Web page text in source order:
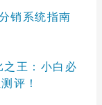
销系统指南
之王：小白必
评！